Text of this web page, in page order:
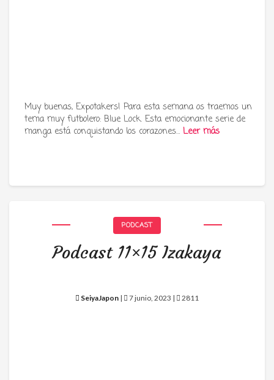
Muy buenas, Expotakers! Para esta semana os traemos un
tema muy futbolero: Blue Lock. Esta emocionante serie de
manga está conquistando los corazones… Leer más
PODCAST
Podcast 11×15 Izakaya
SeiyaJapon | 7 junio, 2023 | 2811